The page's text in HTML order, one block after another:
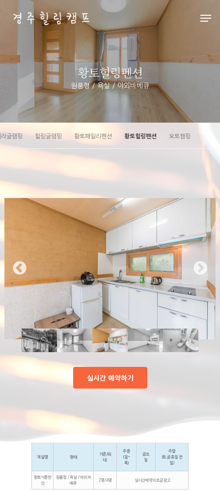
Hit enter to search or ESC to close
황토힐링펜션
원룸형 / 욕실 / 야외바베큐
글램핑 힐링글램핑 황토패밀리펜션 황토힐링펜션 오토캠핑
실시간 예약하기
객실명 형태
기준/최
대
주중
(일~
목)
금요
일
주말
(토,공휴일 전
일)
황토커플펜
션
원룸형 / 욕실 / 야외바
베큐
2명/4명 실시간예약의 요금참고